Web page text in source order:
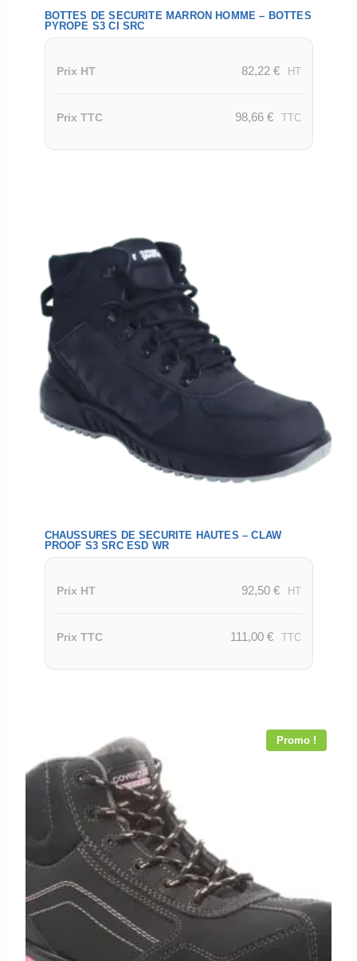
BOTTES DE SECURITE MARRON HOMME – BOTTES
PYROPE S3 CI SRC
Prix HT 82,22 € HT
Prix TTC 98,66 € TTC
CHAUSSURES DE SECURITE HAUTES – CLAW
PROOF S3 SRC ESD WR
Prix HT 92,50 € HT
Prix TTC 111,00 € TTC
Promo !